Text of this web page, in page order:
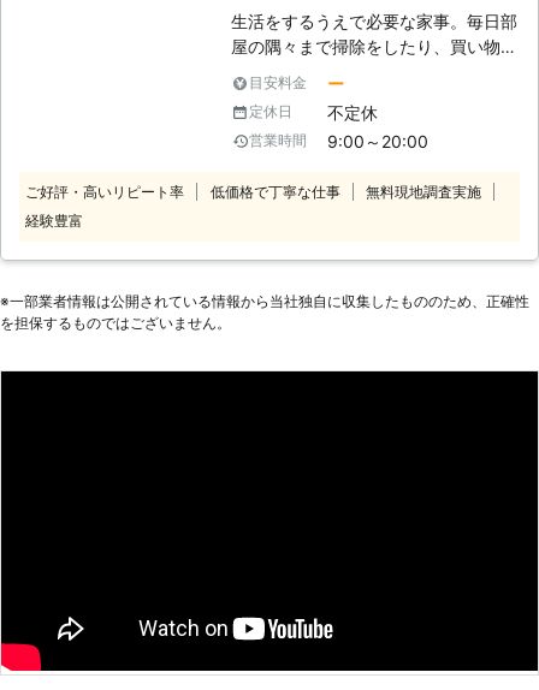
生活をするうえで必要な家事。毎日部
屋の隅々まで掃除をしたり、買い物に
でかけたりと時間、労力を費やすのは
大変ですよね。たまには誰かに代わっ
てもらってゆっくり休みたい、忙しく
て家事の時間がない。そのように、家
ら、株式会社ヒューマンライフサポー
す。作業内容は幅広く、掃除、買い物
ますので、お気軽にお問い合わせくだ
は、地域の幅広い年代の方をサポート
ビスを行っています。年齢を問わず、
目安料金 ー
定休日 不定休
営業時間 9:00～20:00
ご好評・高いリピート率 低価格で丁寧な仕事
無料現地調査実施
経験豊富
※⼀部業者情報は公開されている情報から当社独⾃に収集したもののため、正確性
を担保するものではございません。